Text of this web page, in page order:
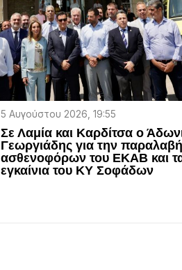
5 Αυγούστου 2026, 19:55
Σε Λαμία και Καρδίτσα ο
Γεωργιάδης για την
ασθενοφόρων του ΕΚΑΒ και
εγκαίνια του ΚΥ Σοφάδων